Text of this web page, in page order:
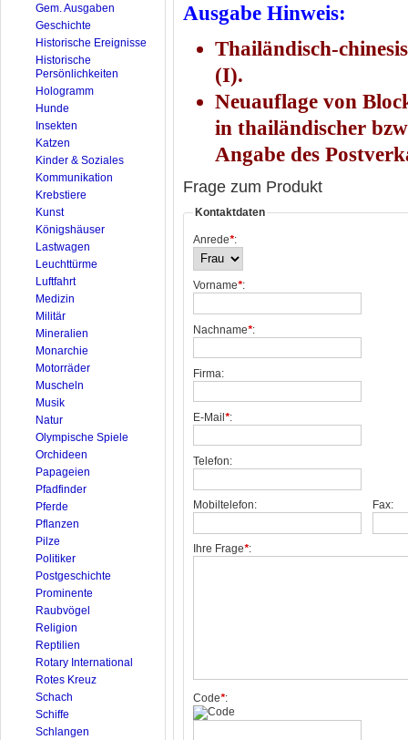
Ausgabe Hinweis:
Thailändisch-
(I).
Neuauflage von
in thailändischer
Angabe des
Frage zum Produkt
Kontaktdaten
Anrede*:
Vorname*:
Nachname*:
Firma:
E-Mail*:
Telefon:
Mobiltelefon: Fax:
Ihre Frage*:
Code*:
Gem. Ausgaben
Geschichte
Historische Ereignisse
Historische
Persönlichkeiten
Hologramm
Hunde
Insekten
Katzen
Kinder & Soziales
Kommunikation
Krebstiere
Kunst
Königshäuser
Lastwagen
Leuchttürme
Luftfahrt
Medizin
Militär
Mineralien
Monarchie
Motorräder
Muscheln
Musik
Natur
Olympische Spiele
Orchideen
Papageien
Pfadfinder
Pferde
Pflanzen
Pilze
Politiker
Postgeschichte
Prominente
Raubvögel
Religion
Reptilien
Rotary International
Rotes Kreuz
Schach
Schiffe
Schlangen